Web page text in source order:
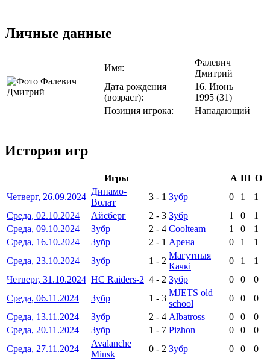
Личные данные
Имя:
Фалевич
Дмитрий
Дата рождения
(возраст):
16. Июнь
1995 (31)
Позиция игрока:
Нападающий
История игр
Игры А Ш О
Четверг, 26.09.2024
Динамо-
Волат
3 - 1 Зубр 0 1
1
Среда, 02.10.2024
Айсберг 2 - 3 Зубр 1 0
1
Среда, 09.10.2024
Зубр 2 - 4 Coolteam 1 0
1
Среда, 16.10.2024
Зубр 2 - 1 Арена 0 1
1
Среда, 23.10.2024
Зубр 1 - 2
Магутныя
Качкі
0 1
1
Четверг, 31.10.2024 HC Raiders-2 4 - 2 Зубр 0 0
0
Среда, 06.11.2024
Зубр 1 - 3
MJETS old
school
0 0
0
Среда, 13.11.2024
Зубр 2 - 4 Albatross 0 0
0
Среда, 20.11.2024
Зубр 1 - 7 Pizhon 0 0
0
Среда, 27.11.2024
Avalanche
Minsk
0 - 2 Зубр 0 0
0